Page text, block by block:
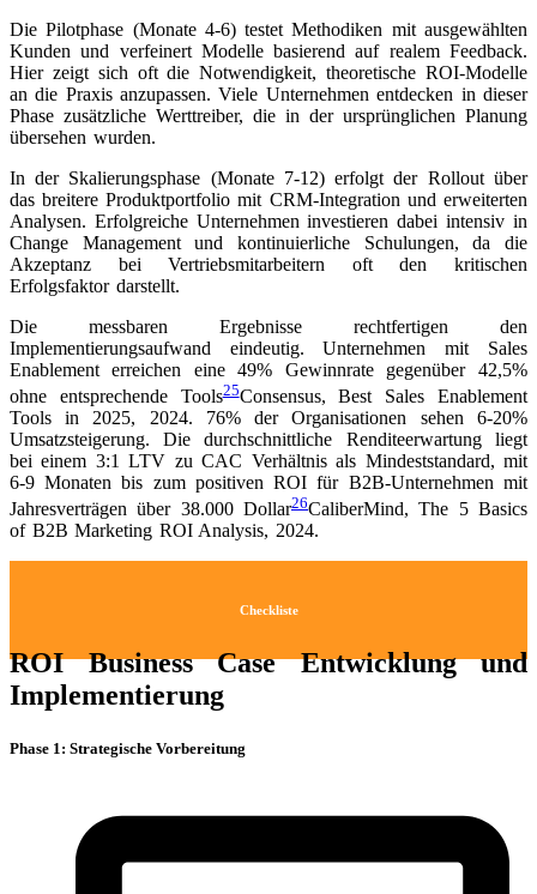
Die Pilotphase (Monate 4-6) testet Methodiken mit ausgewählten
Kunden und verfeinert Modelle basierend auf realem Feedback.
Hier zeigt sich oft die Notwendigkeit, theoretische ROI-Modelle
an die Praxis anzupassen. Viele Unternehmen entdecken in dieser
Phase zusätzliche Werttreiber, die in der ursprünglichen Planung
übersehen wurden.
In der Skalierungsphase (Monate 7-12) erfolgt der Rollout über
das breitere Produktportfolio mit CRM-Integration und erweiterten
Analysen. Erfolgreiche Unternehmen investieren dabei intensiv in
Change Management und kontinuierliche Schulungen, da die
Akzeptanz bei Vertriebsmitarbeitern oft den kritischen
Erfolgsfaktor darstellt.
Die messbaren Ergebnisse rechtfertigen den
Implementierungsaufwand eindeutig. Unternehmen mit Sales
Enablement erreichen eine 49% Gewinnrate gegenüber 42,5%
ohne entsprechende Tools25Consensus, Best Sales Enablement
Tools in 2025, 2024. 76% der Organisationen sehen 6-20%
Umsatzsteigerung. Die durchschnittliche Renditeerwartung liegt
bei einem 3:1 LTV zu CAC Verhältnis als Mindeststandard, mit
6-9 Monaten bis zum positiven ROI für B2B-Unternehmen mit
Jahresverträgen über 38.000 Dollar26CaliberMind, The 5 Basics
of B2B Marketing ROI Analysis, 2024.
Checkliste
ROI Business Case Entwicklung und
Implementierung
Phase 1: Strategische Vorbereitung